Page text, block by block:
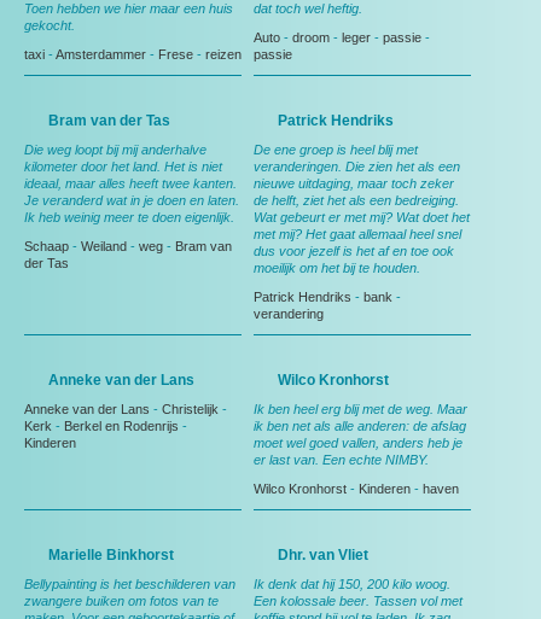
Toen hebben we hier maar een huis
gekocht.
taxi - Amsterdammer - Frese - reizen
dat toch wel heftig.
Auto - droom - leger - passie -
passie
Bram van der Tas
Die weg loopt bij mij anderhalve
kilometer door het land. Het is niet
ideaal, maar alles heeft twee kanten.
Je veranderd wat in je doen en laten.
Ik heb weinig meer te doen eigenlijk.
Schaap - Weiland - weg - Bram van
der Tas
Patrick Hendriks
De ene groep is heel blij met
veranderingen. Die zien het als een
nieuwe uitdaging, maar toch zeker
de helft, ziet het als een bedreiging.
Wat gebeurt er met mij? Wat doet het
met mij? Het gaat allemaal heel snel
dus voor jezelf is het af en toe ook
moeilijk om het bij te houden.
Patrick Hendriks - bank -
verandering
Anneke van der Lans
Anneke van der Lans - Christelijk -
Kerk - Berkel en Rodenrijs -
Kinderen
Wilco Kronhorst
Ik ben heel erg blij met de weg. Maar
ik ben net als alle anderen: de afslag
moet wel goed vallen, anders heb je
er last van. Een echte NIMBY.
Wilco Kronhorst - Kinderen - haven
Marielle Binkhorst
Bellypainting is het beschilderen van
zwangere buiken om fotos van te
Dhr. van Vliet
Ik denk dat hij 150, 200 kilo woog.
Een kolossale beer. Tassen vol met